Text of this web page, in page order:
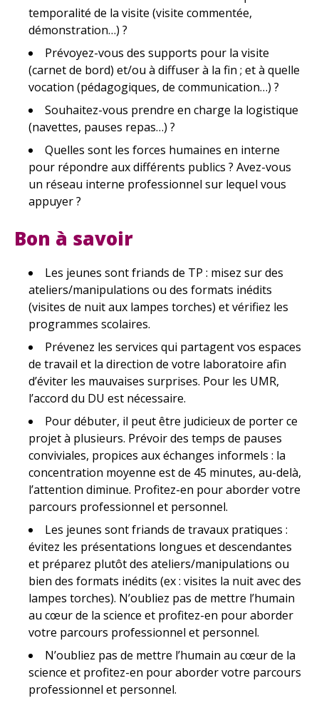
temporalité de la visite (visite commentée,
démonstration…) ?
Prévoyez-vous des supports pour la visite
(carnet de bord) et/ou à diffuser à la fin ; et à quelle
vocation (pédagogiques, de communication…) ?
Souhaitez-vous prendre en charge la logistique
(navettes, pauses repas…) ?
Quelles sont les forces humaines en interne
pour répondre aux différents publics ? Avez-vous
un réseau interne professionnel sur lequel vous
appuyer ?
Bon à savoir
Les jeunes sont friands de TP : misez sur des
ateliers/manipulations ou des formats inédits
(visites de nuit aux lampes torches) et vérifiez les
programmes scolaires.
Prévenez les services qui partagent vos espaces
de travail et la direction de votre laboratoire afin
d’éviter les mauvaises surprises. Pour les UMR,
l’accord du DU est nécessaire.
Pour débuter, il peut être judicieux de porter ce
projet à plusieurs. Prévoir des temps de pauses
conviviales, propices aux échanges informels : la
concentration moyenne est de 45 minutes, au-delà,
l’attention diminue. Profitez-en pour aborder votre
parcours professionnel et personnel.
Les jeunes sont friands de travaux pratiques :
évitez les présentations longues et descendantes
et préparez plutôt des ateliers/manipulations ou
bien des formats inédits (ex : visites la nuit avec des
lampes torches). N’oubliez pas de mettre l’humain
au cœur de la science et profitez-en pour aborder
votre parcours professionnel et personnel.
N’oubliez pas de mettre l’humain au cœur de la
science et profitez-en pour aborder votre parcours
professionnel et personnel.